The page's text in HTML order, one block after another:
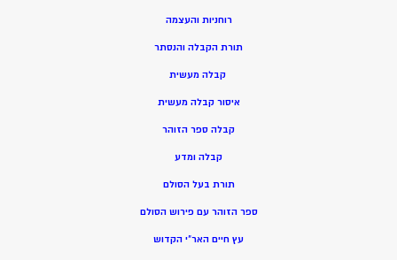
רוחניות והעצמה
תורת הקבלה והנסתר
קבלה מעשית
איסור קבלה מעשית
קבלה ספר הזוהר
קבלה ומדע
תורת בעל הסולם
ספר הזוהר עם פירוש הסולם
עץ חיים האר”י הקדוש